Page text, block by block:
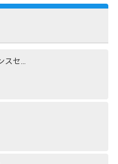
イイノホール&カンファレンスセンター